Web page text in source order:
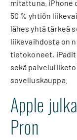
mitattuna. iPhone
50 % yhtiön
lähes yhtä tärkeä
liikevaihdosta on
tietokoneet,
sekä
sovelluskauppa.
Apple
Pron